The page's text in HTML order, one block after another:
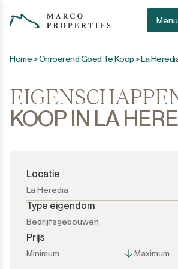
Menu
Home >Onroerend Goed Te Koop >La
KOOP IN LA
Locatie
La Heredia
Alle opties
Type eigendom
Bedrijfsgebouwen
Alle opties
Prijs
Minimum Maximum